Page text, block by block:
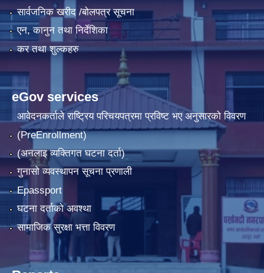
सार्वजनिक खरीद /बोलपत्र सूचना
एन, कानुन तथा निर्देशिका
कर तथा शुल्कहरु
eGov services
आवेदनकर्ताले राष्‍ट्रिय परिचयपत्रमा प्रविष्ट भए अनुसारको विवरण
(PreEnrollment)
(अनलाइ व्यक्तिगत घटना दर्ता)
गुनासो व्यवस्थापन सूचना प्रणाली
Epassport
घटना दर्ताको अवश्था
सामाजिक सुरक्षा भत्ता विवरण